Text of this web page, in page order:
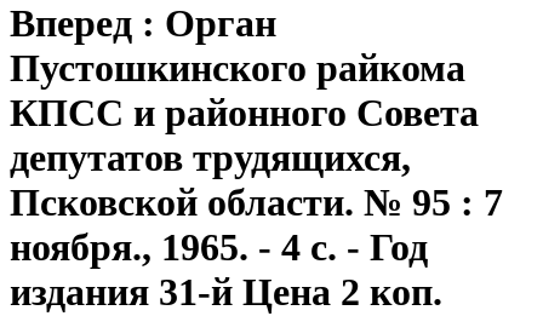
Вперед : Орган
Пустошкинского райкома
КПСС и районного Совета
депутатов трудящихся,
Псковской области. № 95 : 7
ноября., 1965. - 4 с. - Год
издания 31-й Цена 2 коп.